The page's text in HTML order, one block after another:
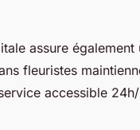
assure également
fleuristes
accessible